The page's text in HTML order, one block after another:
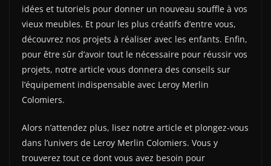
idées et tutoriels pour donner un nouveau souffle à vos
vieux meubles. Et pour les plus créatifs d’entre vous,
découvrez nos projets à réaliser avec les enfants. Enfin,
pour être sûr d’avoir tout le nécessaire pour réussir vos
projets, notre article vous donnera des conseils sur
l’équipement indispensable avec Leroy Merlin
Colomiers.
Alors n’attendez plus, lisez notre article et plongez-vous
dans l’univers de Leroy Merlin Colomiers. Vous y
trouverez tout ce dont vous avez besoin pour